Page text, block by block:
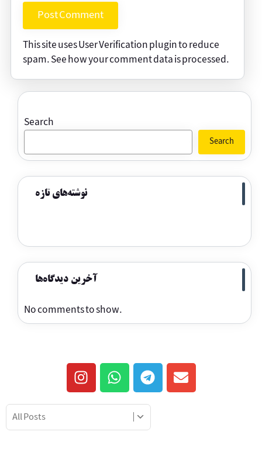
This site uses User Verification plugin to reduce
spam.See how your comment data is processed.
Search
Search
نوشته‌های تازه
آخرین دیدگاه‌ها
No comments to show.